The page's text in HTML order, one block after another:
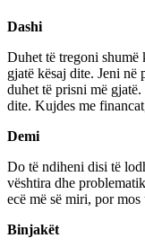
Dashi
Duhet të tregoni shumë
gjatë kësaj dite. Jeni në
duhet të prisni më
dite. Kujdes me
Demi
Do të ndiheni disi të
vështira dhe
ecë më së miri, por
Binjakët